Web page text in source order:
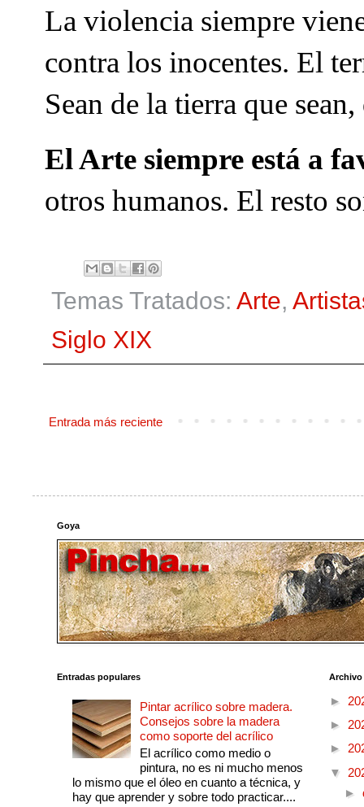
La violencia siempre
contra los inocentes. El
Sean de la tierra que
El Arte siempre está a
otros humanos. El resto
Temas Tratados: Arte,
Siglo XIX
Entrada más reciente
Goya
Entradas populares
Pintar acrílico sobre madera.
Consejos sobre la madera
como soporte del acrílico
El acrílico como medio o
pintura, no es ni mucho menos
lo mismo que el óleo en cuanto a técnica, y
hay que aprender y sobre todo practicar....
►
►
►
▼
►